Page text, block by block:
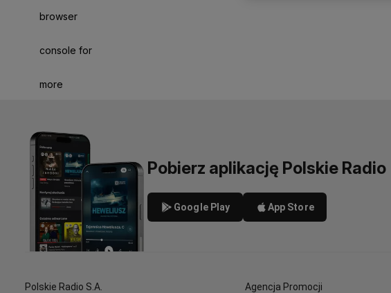
browser
console for
more
Pobierz aplikację Polskie Radio
Google Play App Store
Polskie Radio S.A.
Agencja Promocji